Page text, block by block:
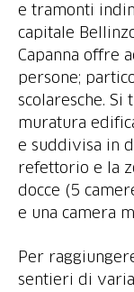
e tramonti
capitale
Capanna offre
persone;
scolaresche. Si
muratura
e suddivisa in
refettorio e la
docce (5
e una camera
Per
sentieri di